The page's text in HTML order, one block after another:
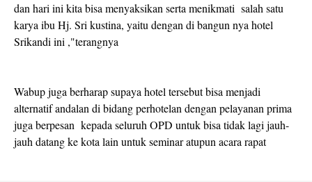
dan hari ini kita bisa menyaksikan serta menikmati salah satu
karya ibu Hj. Sri kustina, yaitu dengan di bangun nya hotel
Srikandi ini ,"terangnya
Wabup juga berharap supaya hotel tersebut bisa menjadi
alternatif andalan di bidang perhotelan dengan pelayanan prima
juga berpesan kepada seluruh OPD untuk bisa tidak lagi jauh-
jauh datang ke kota lain untuk seminar atupun acara rapat